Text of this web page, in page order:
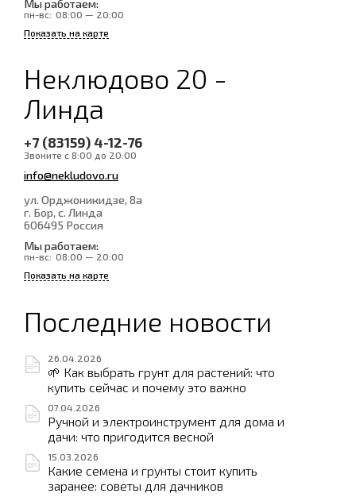
Мы работаем:
пн-вс: 08:00 — 20:00
Показать на карте
Неклюдово 20 -
Линда
+7 (83159) 4-12-76
Звоните с 8:00 до 20:00
info@nekludovo.ru
ул. Орджоникидзе, 8а
г. Бор, с. Линда
606495 Россия
Мы работаем:
пн-вс: 08:00 — 20:00
Показать на карте
Последние новости
26.04.2026
🌱 Как выбрать грунт для растений: что
купить сейчас и почему это важно
07.04.2026
Ручной и электроинструмент для дома и
дачи: что пригодится весной
15.03.2026
Какие семена и грунты стоит купить
заранее: советы для дачников